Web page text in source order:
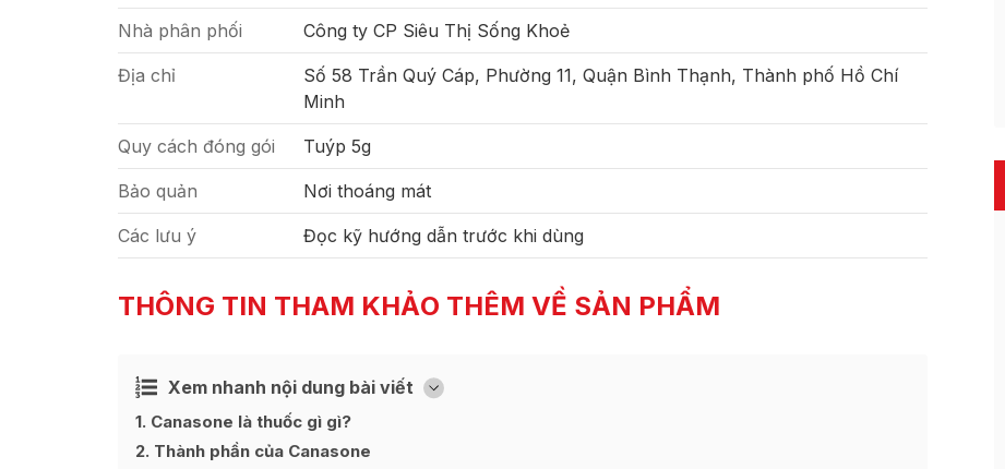
Nhà phân phối Công ty CP Siêu Thị Sống Khoẻ
Địa chỉ
Số 58 Trần Quý Cáp, Phường 11, Quận Bình Thạnh, Thành phố Hồ Chí
Minh
Quy cách đóng gói Tuýp 5g
Bảo quản Nơi thoáng mát
Các lưu ý Đọc kỹ hướng dẫn trước khi dùng
THÔNG TIN THAM KHẢO THÊM VỀ SẢN PHẨM
Xem nhanh nội dung bài viết [
Ẩn
1 Canasone là thuốc gì gì?
2 Thành phần của Canasone